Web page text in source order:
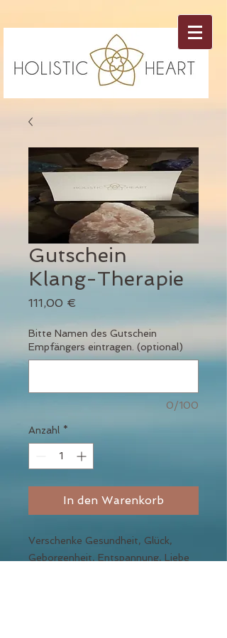
Gutschein
Klang-Therapie
111,00 €
Bitte Namen des Gutschein
Empfängers eintragen. (optional)
0/100
Anzahl *
In den Warenkorb
Verschenke Gesundheit, Glück,
Geborgenheit, Entspannung, Liebe